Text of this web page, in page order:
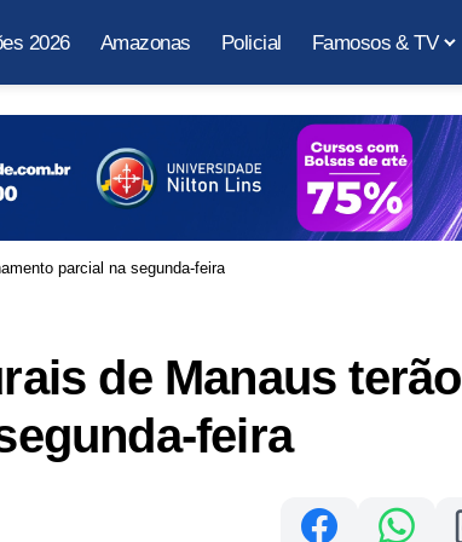
2026 Amazonas Policial Famosos & TV
parcial na segunda-feira
de Manaus terão
feira